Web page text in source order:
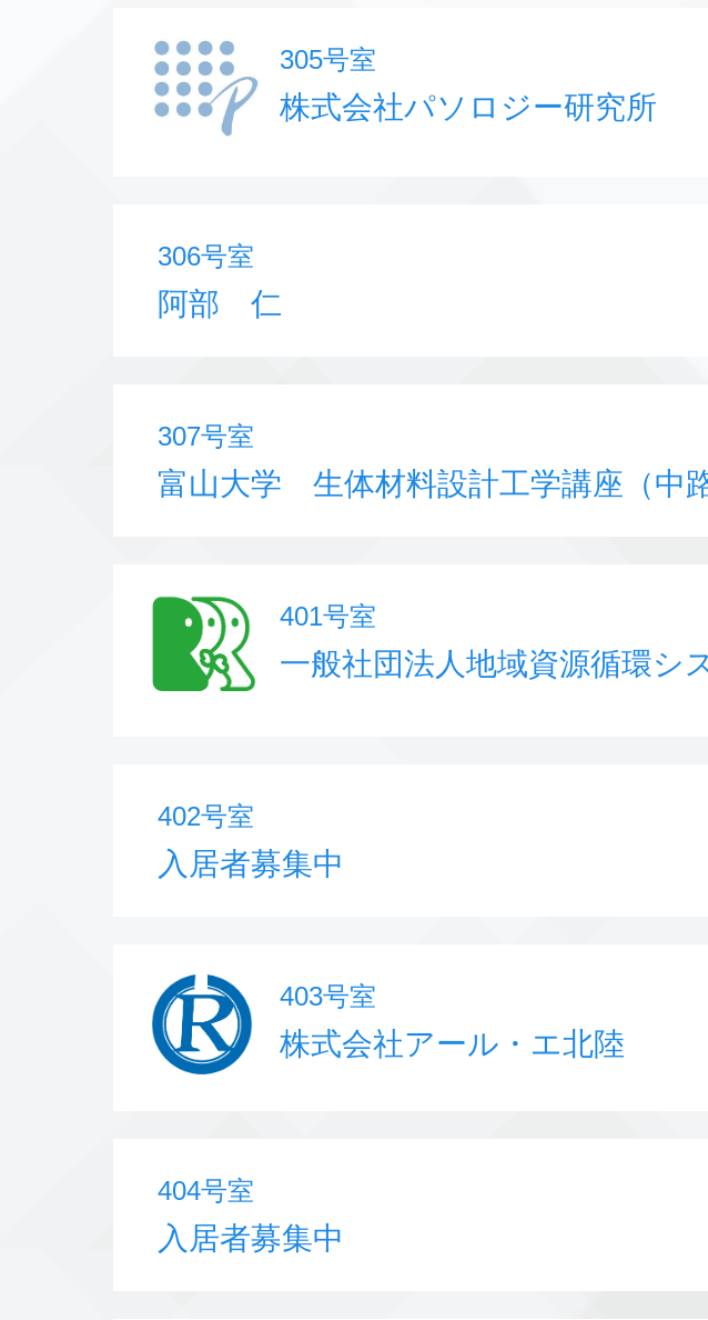
305号室
株式会社パソロジー研究所
306号室
阿部 仁
307号室
富山大学 生体材料設計工学講座（中路
401号室
一般社団法人地域資源循環シ
402号室
入居者募集中
403号室
株式会社アール・エ北陸
404号室
入居者募集中